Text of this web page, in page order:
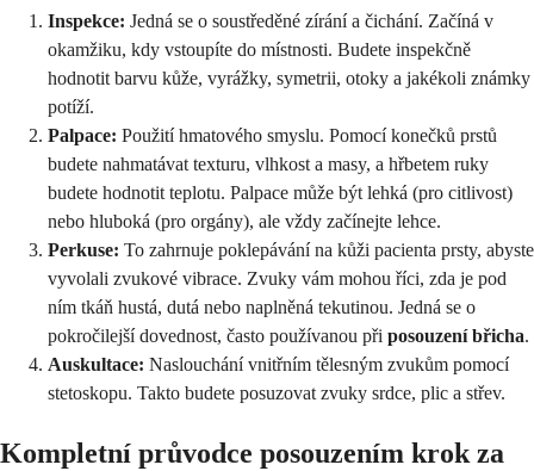
Inspekce: Jedná se o soustředěné zírání a čichání. Začíná v
okamžiku, kdy vstoupíte do místnosti. Budete inspekčně
hodnotit barvu kůže, vyrážky, symetrii, otoky a jakékoli známky
potíží.
Palpace: Použití hmatového smyslu. Pomocí konečků prstů
budete nahmatávat texturu, vlhkost a masy, a hřbetem ruky
budete hodnotit teplotu. Palpace může být lehká (pro citlivost)
nebo hluboká (pro orgány), ale vždy začínejte lehce.
Perkuse: To zahrnuje poklepávání na kůži pacienta prsty, abyste
vyvolali zvukové vibrace. Zvuky vám mohou říci, zda je pod
ním tkáň hustá, dutá nebo naplněná tekutinou. Jedná se o
pokročilejší dovednost, často používanou při posouzení břicha.
Auskultace: Naslouchání vnitřním tělesným zvukům pomocí
stetoskopu. Takto budete posuzovat zvuky srdce, plic a střev.
Kompletní průvodce posouzením krok za